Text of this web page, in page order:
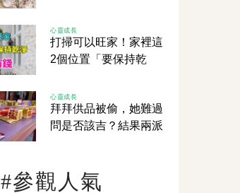
注意！
心靈成長
打掃可以旺家！家裡這
2個位置「要保持乾
財、越住越有錢！
心靈成長
拜拜供品被偷，她難過
問是否該吉？結果兩派
#參觀人氣